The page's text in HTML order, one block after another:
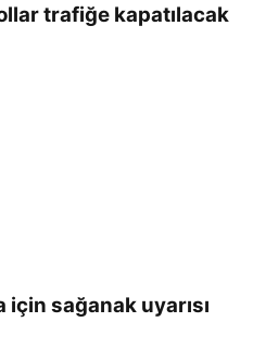
trafiğe kapatılacak
sağanak uyarısı